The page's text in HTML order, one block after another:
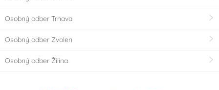
Osobný odber Trnava
Osobný odber Zvolen
Osobný odber Žilina